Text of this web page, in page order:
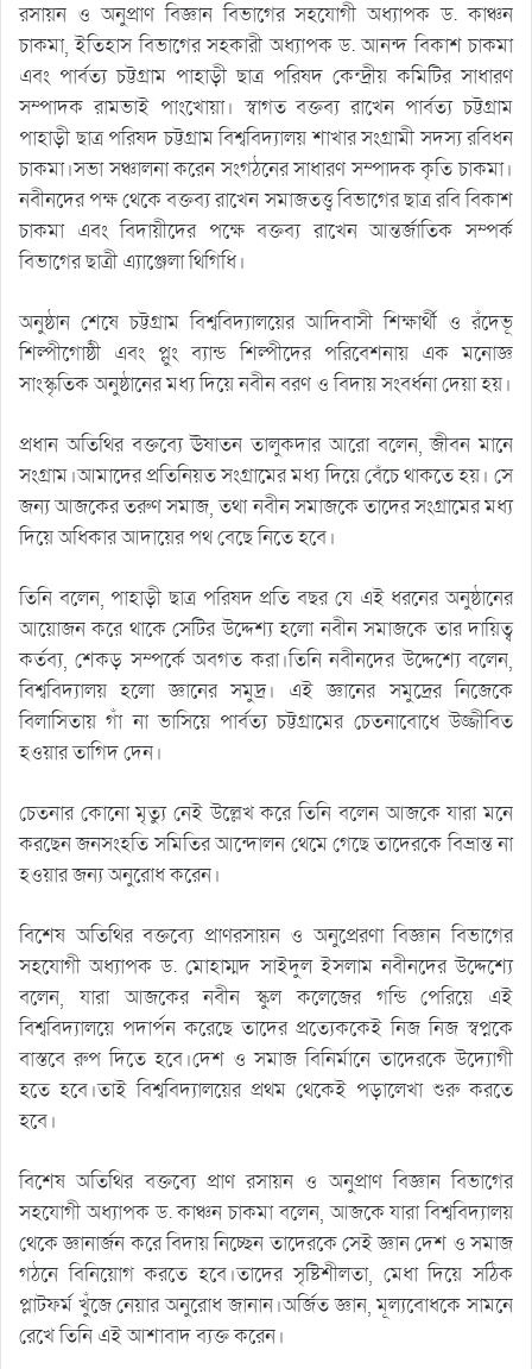
রসায়ন ও অনুপ্রাণ বিজ্ঞান বিভাগের সহযোগী অধ্যাপক ড. কাঞ্চন
চাকমা, ইতিহাস বিভাগের সহকারী অধ্যাপক ড. আনন্দ বিকাশ চাকমা
এবং পার্বত্য চট্টগ্রাম পাহাড়ী ছাত্র পরিষদ কেন্দ্রীয় কমিটির সাধারণ
সম্পাদক রামভাই পাংখোয়া। স্বাগত বক্তব্য রাখেন পার্বত্য চট্টগ্রাম
পাহাড়ী ছাত্র পরিষদ চট্টগ্রাম বিশ্ববিদ্যালয় শাখার সংগ্রামী সদস্য রবিধন
চাকমা।সভা সঞ্চালনা করেন সংগঠনের সাধারণ সম্পাদক কৃতি চাকমা।
নবীনদের পক্ষ থেকে বক্তব্য রাখেন সমাজতত্ত্ব বিভাগের ছাত্র রবি বিকাশ
চাকমা এবং বিদায়ীদের পক্ষে বক্তব্য রাখেন আন্তর্জাতিক সম্পর্ক
বিভাগের ছাত্রী এ্যাঞ্জেলা থিগিধি।
অনুষ্ঠান শেষে চট্টগ্রাম বিশ্ববিদ্যালয়ের আদিবাসী শিক্ষার্থী ও রঁদেভূ
শিল্পীগোষ্ঠী এবং প্লুং ব্যান্ড শিল্পীদের পরিবেশনায় এক মনোজ্ঞ
সাংস্কৃতিক অনুষ্ঠানের মধ্য দিয়ে নবীন বরণ ও বিদায় সংবর্ধনা দেয়া হয়।
প্রধান অতিথির বক্তব্যে ঊষাতন তালুকদার আরো বলেন, জীবন মানে
সংগ্রাম।আমাদের প্রতিনিয়ত সংগ্রামের মধ্য দিয়ে বেঁচে থাকতে হয়। সে
জন্য আজকের তরুণ সমাজ, তথা নবীন সমাজকে তাদের সংগ্রামের মধ্য
দিয়ে অধিকার আদায়ের পথ বেছে নিতে হবে।
তিনি বলেন, পাহাড়ী ছাত্র পরিষদ প্রতি বছর যে এই ধরনের অনুষ্ঠানের
আয়োজন করে থাকে সেটির উদ্দেশ্য হলো নবীন সমাজকে তার দায়িত্ব
কর্তব্য, শেকড় সম্পর্কে অবগত করা।তিনি নবীনদের উদ্দেশ্যে বলেন,
বিশ্ববিদ্যালয় হলো জ্ঞানের সমুদ্র। এই জ্ঞানের সমুদ্রের নিজেকে
বিলাসিতায় গাঁ না ভাসিয়ে পার্বত্য চট্টগ্রামের চেতনাবোধে উজ্জীবিত
হওয়ার তাগিদ দেন।
চেতনার কোনো মৃত্যু নেই উল্লেখ করে তিনি বলেন আজকে যারা মনে
করছেন জনসংহতি সমিতির আন্দোলন থেমে গেছে তাদেরকে বিভ্রান্ত না
হওয়ার জন্য অনুরোধ করেন।
বিশেষ অতিথির বক্তব্যে প্রাণরসায়ন ও অনুপ্রেরণা বিজ্ঞান বিভাগের
সহযোগী অধ্যাপক ড. মোহাম্মদ সাইদুল ইসলাম নবীনদের উদ্দেশ্যে
বলেন, যারা আজকের নবীন স্কুল কলেজের গন্ডি পেরিয়ে এই
বিশ্ববিদ্যালয়ে পদার্পন করেছে তাদের প্রত্যেককেই নিজ নিজ স্বপ্নকে
বাস্তবে রুপ দিতে হবে।দেশ ও সমাজ বিনির্মানে তাদেরকে উদ্যোগী
হতে হবে।তাই বিশ্ববিদ্যালয়ের প্রথম থেকেই পড়ালেখা শুরু করতে
হবে।
বিশেষ অতিথির বক্তব্যে প্রাণ রসায়ন ও অনুপ্রাণ বিজ্ঞান বিভাগের
সহযোগী অধ্যাপক ড. কাঞ্চন চাকমা বলেন, আজকে যারা বিশ্ববিদ্যালয়
থেকে জ্ঞানার্জন করে বিদায় নিচ্ছেন তাদেরকে সেই জ্ঞান দেশ ও সমাজ
গঠনে বিনিয়োগ করতে হবে।তাদের সৃষ্টিশীলতা, মেধা দিয়ে সঠিক
প্লাটফর্ম খুঁজে নেয়ার অনুরোধ জানান।অর্জিত জ্ঞান, মূল্যবোধকে সামনে
রেখে তিনি এই আশাবাদ ব্যক্ত করেন।